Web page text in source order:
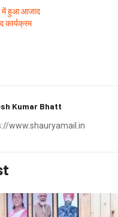
में हुआ आजाद
कार्यक्रम
Kumar Bhatt
www.shauryamail.in